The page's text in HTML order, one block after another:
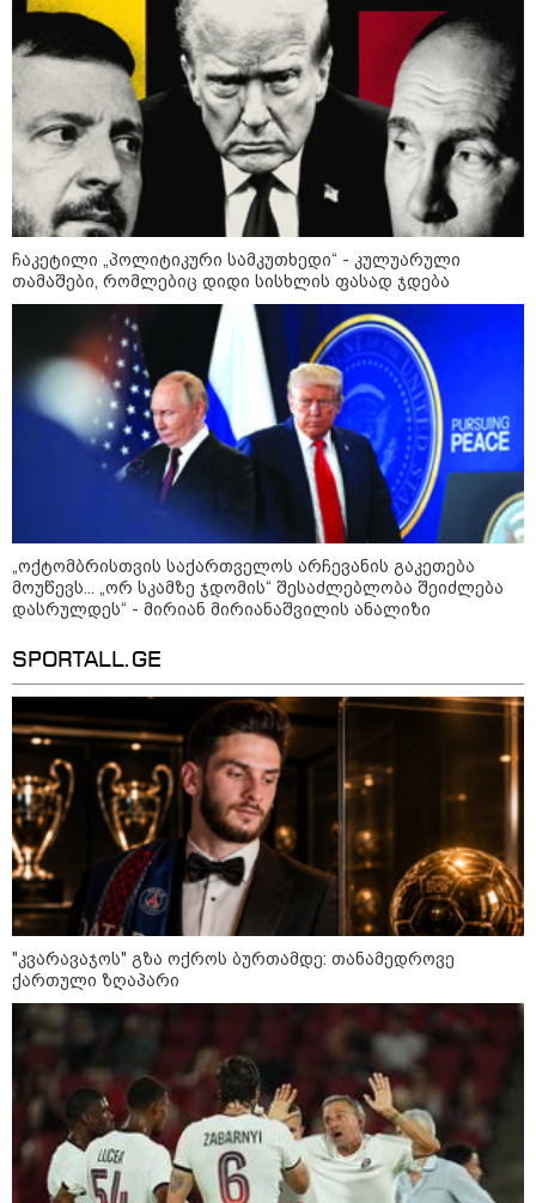
10:52 / 06-08-2026
ვაშინგტონს რაკეტების დეფიციტი აქვს? -
მედიის ცნობით, დონალდ ტრამპი პიტ
ჰეგსეთს დაუპირისპირდა: დეტალები
23:15 / 06-08-2026
“არ მინდა, ბაიდენივით
სცენიდან გადავარდეს“ -
დონალდ ტრამპის სიტყვით
გამოსვლისას დამსწრეები
სახალისო შემთხვევის მოწმენი
გახდნენ
ტრაგედია შოტლანდიაში - 35
წლის მამას 9 წლის
ქალიშვილის მკვლელობაში
ედება ბრალი
14:08 / 05-08-2026
ლაიფციგის აეროპორტში
უკრაინულ თვითმფრინავთან
ახლოს ასაფეთქებელი
მოწყობილობით აღჭურვილი
დრონი აღმოაჩინეს - რას წერს
მედია
საფრანგეთის სოფელში ტყის
ხანძრის შემდეგ მეორე
მსოფლიო ომის დროინდელი
ასობით ჭურვი აღმოაჩინეს -
"რიგრიგობით
ფეთქდებოდნენ..."
კატეგორიის ყველა სიახლე
ჩაკეტილი „პოლიტიკური სამკუთხედი“ - კულუარული
თამაშები, რომლებიც დიდი სისხლის ფასად ჯდება
„ოქტომბრისთვის საქართველოს არჩევანის გაკეთება
მოუწევს... „ორ სკამზე ჯდომის“ შესაძლებლობა შეიძლება
დასრულდეს“ - მირიან მირიანაშვილის ანალიზი
SPORTALL.GE
"კვარავაჯოს" გზა ოქროს ბურთამდე: თანამედროვე
ქართული ზღაპარი